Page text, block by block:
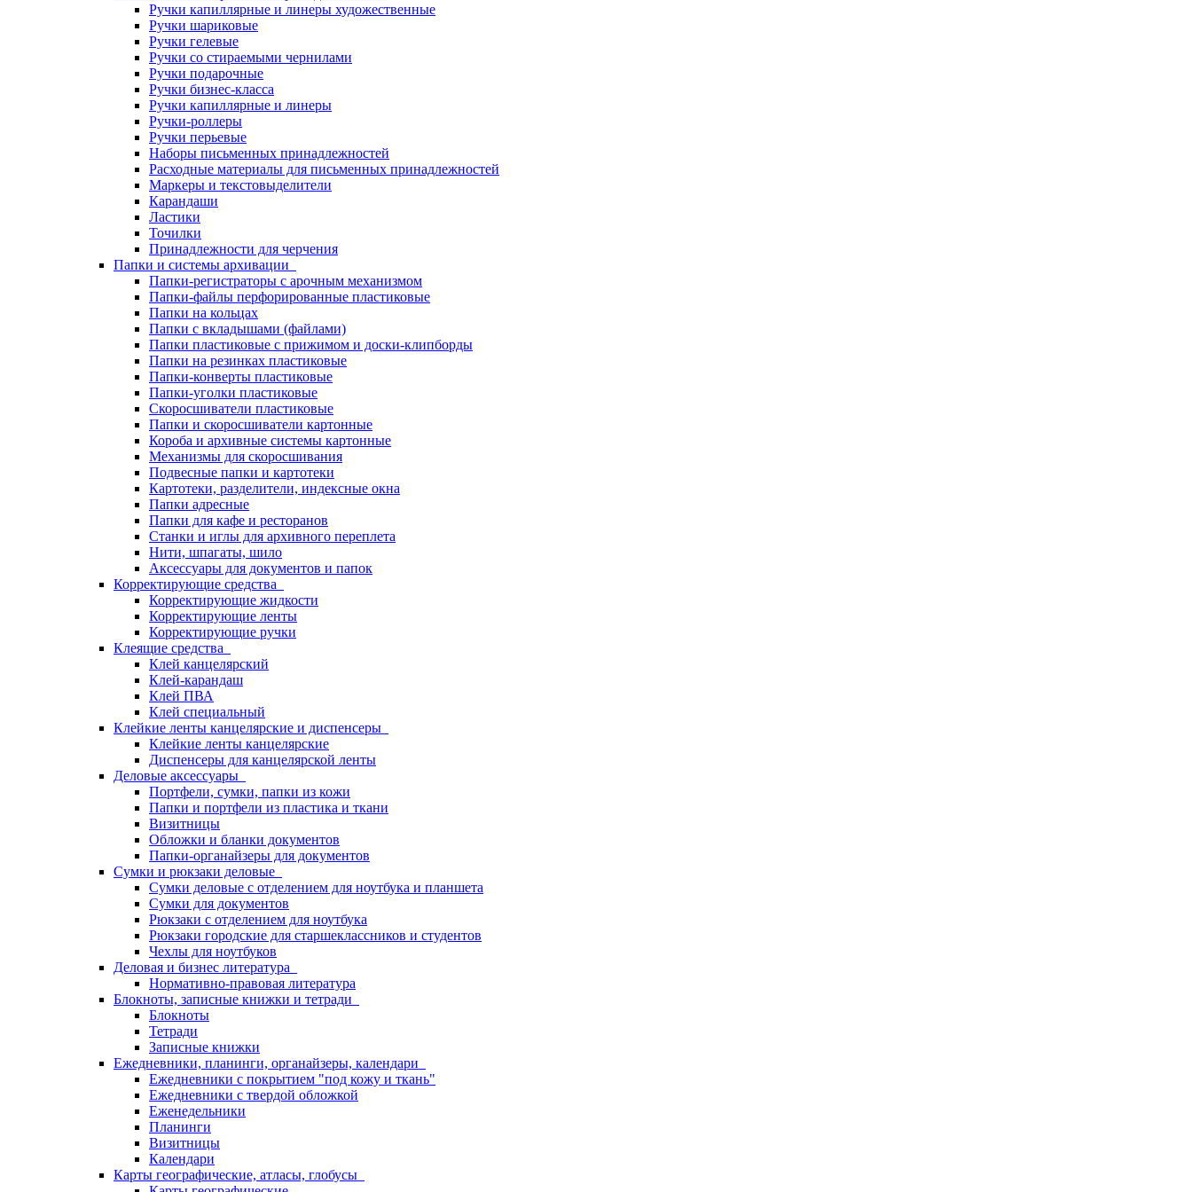
Ручки капиллярные и линеры художественные
Ручки шариковые
Ручки гелевые
Ручки со стираемыми чернилами
Ручки подарочные
Ручки бизнес-класса
Ручки капиллярные и линеры
Ручки-роллеры
Ручки перьевые
Наборы письменных принадлежностей
Расходные материалы для письменных принадлежностей
Маркеры и текстовыделители
Карандаши
Ластики
Точилки
Принадлежности для черчения
Папки и системы архивации
Папки-регистраторы с арочным механизмом
Папки-файлы перфорированные пластиковые
Папки на кольцах
Папки с вкладышами (файлами)
Папки пластиковые с прижимом и доски-клипборды
Папки на резинках пластиковые
Папки-конверты пластиковые
Папки-уголки пластиковые
Скоросшиватели пластиковые
Папки и скоросшиватели картонные
Короба и архивные системы картонные
Механизмы для скоросшивания
Подвесные папки и картотеки
Картотеки, разделители, индексные окна
Папки адресные
Папки для кафе и ресторанов
Станки и иглы для архивного переплета
Нити, шпагаты, шило
Аксессуары для документов и папок
Корректирующие средства
Корректирующие жидкости
Корректирующие ленты
Корректирующие ручки
Клеящие средства
Клей канцелярский
Клей-карандаш
Клей ПВА
Клей специальный
Клейкие ленты канцелярские и диспенсеры
Клейкие ленты канцелярские
Диспенсеры для канцелярской ленты
Деловые аксессуары
Портфели, сумки, папки из кожи
Папки и портфели из пластика и ткани
Визитницы
Обложки и бланки документов
Папки-органайзеры для документов
Сумки и рюкзаки деловые
Сумки деловые с отделением для ноутбука и планшета
Сумки для документов
Рюкзаки с отделением для ноутбука
Рюкзаки городские для старшеклассников и студентов
Чехлы для ноутбуков
Деловая и бизнес литература
Нормативно-правовая литература
Блокноты, записные книжки и тетради
Блокноты
Тетради
Записные книжки
Ежедневники, планинги, органайзеры, календари
Ежедневники с покрытием "под кожу и ткань"
Ежедневники с твердой обложкой
Еженедельники
Планинги
Визитницы
Календари
Карты географические, атласы, глобусы